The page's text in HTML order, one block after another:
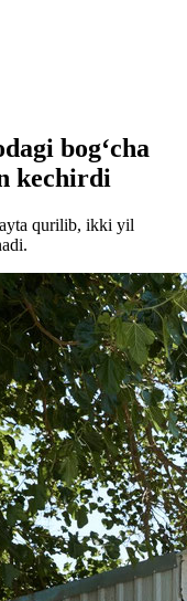
bog‘cha
kechirdi
qurilib, ikki yil